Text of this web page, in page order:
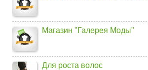
Магазин "Галерея Моды"
Для роста волос